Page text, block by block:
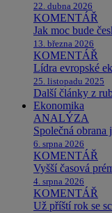
22. dubna 2026
KOMENTÁŘ
Jak moc bude
13. března 2026
KOMENTÁŘ
Lídra evropské
25. listopadu 2025
Další články z
Ekonomika
ANALÝZA
Společná
6. srpna 2026
KOMENTÁŘ
Vyšší časová
4. srpna 2026
KOMENTÁŘ
Už příští rok se